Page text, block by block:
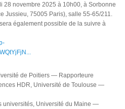
28 novembre 2025 à 10h00, à Sorbonne
Jussieu, 75005 Paris), salle 55-65/211.
également possible de la suivre à
de Poitiers — Rapporteure
HDR, Université de Toulouse —
universités, Université du Maine —